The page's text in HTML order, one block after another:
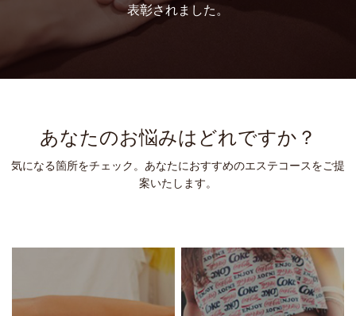
表彰されました。
あなたのお悩みはどれですか？
気になる箇所をチェック。あなたにおすすめのエステコースをご提
案いたします。